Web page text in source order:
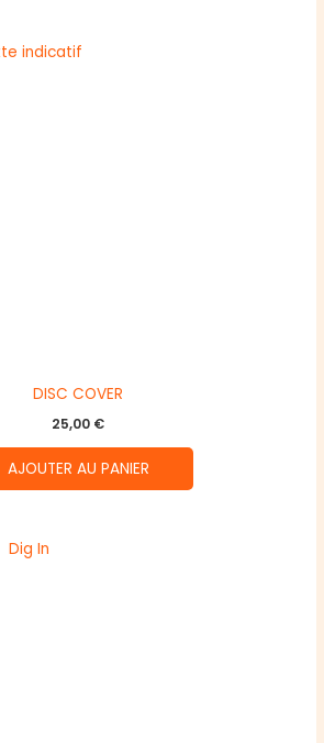
DISC COVER
25,00 €
AJOUTER AU PANIER